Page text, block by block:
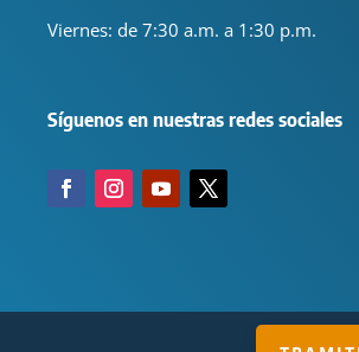
Viernes: de 7:30 a.m. a 1:30 p.m.
Síguenos en nuestras redes sociales